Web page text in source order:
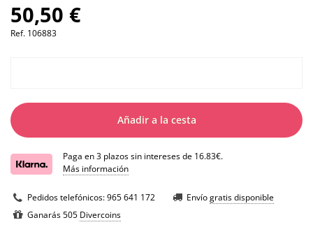
50,50 €
Ref. 106883
Añadir a la cesta
Paga en 3 plazos sin intereses de 16.83€.
Más información
Pedidos telefónicos:965 641 172 Envíogratis disponible
Ganarás 505 Divercoins